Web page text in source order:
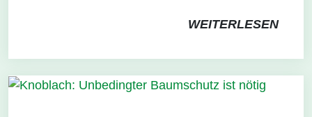
WEITERLESEN